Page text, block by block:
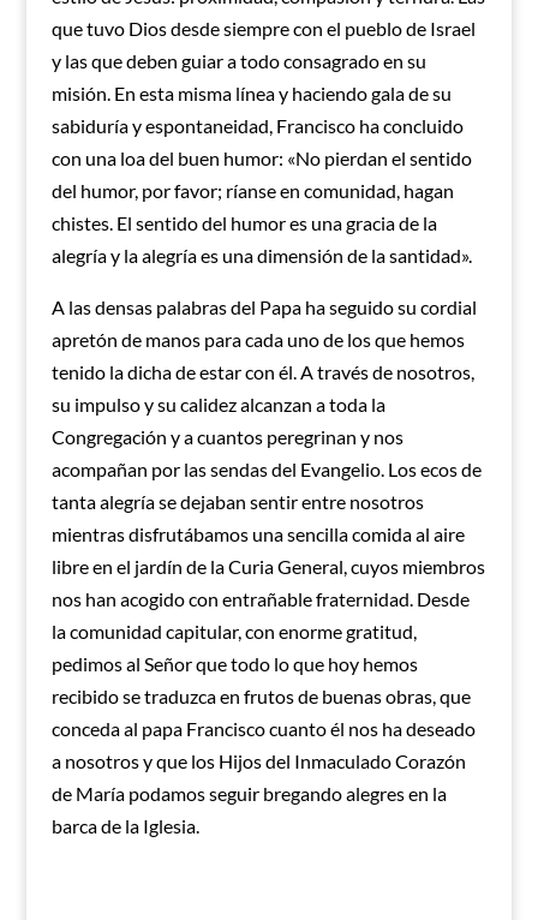
que tuvo Dios desde siempre con el pueblo de Israel
y las que deben guiar a todo consagrado en su
misión. En esta misma línea y haciendo gala de su
sabiduría y espontaneidad, Francisco ha concluido
con una loa del buen humor: «No pierdan el sentido
del humor, por favor; ríanse en comunidad, hagan
chistes. El sentido del humor es una gracia de la
alegría y la alegría es una dimensión de la santidad».
A las densas palabras del Papa ha seguido su cordial
apretón de manos para cada uno de los que hemos
tenido la dicha de estar con él. A través de nosotros,
su impulso y su calidez alcanzan a toda la
Congregación y a cuantos peregrinan y nos
acompañan por las sendas del Evangelio. Los ecos de
tanta alegría se dejaban sentir entre nosotros
mientras disfrutábamos una sencilla comida al aire
libre en el jardín de la Curia General, cuyos miembros
nos han acogido con entrañable fraternidad. Desde
la comunidad capitular, con enorme gratitud,
pedimos al Señor que todo lo que hoy hemos
recibido se traduzca en frutos de buenas obras, que
conceda al papa Francisco cuanto él nos ha deseado
a nosotros y que los Hijos del Inmaculado Corazón
de María podamos seguir bregando alegres en la
barca de la Iglesia.